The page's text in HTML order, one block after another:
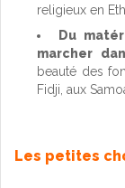
religieux en
Du
marcher
beauté des
Fidji, aux
Les petites